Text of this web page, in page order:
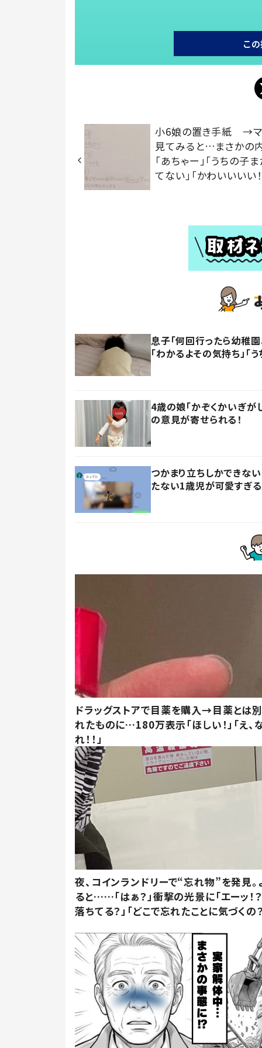
こ
小6娘の置き手紙 →
見てみると…まさかの
「あちゃー」「うちの子
てない」「かわいいいい！
息子「何回行ったら幼稚
「わかるよその気持ち」「
4歳の娘「かぞくかいぎ
の意見が寄せられる！
つかまり立ちしかできな
たない1歳児が可愛すぎ
ドラッグストアで目薬を購入→目薬とは
れたものに…180万表示「ほしい！」「え、
れ！！」
夜、コインランドリーで“忘れ物”を発見。
ると……「はぁ？」衝撃の光景に「エーッ！？
落ちてる？」「どこで忘れたことに気づくの